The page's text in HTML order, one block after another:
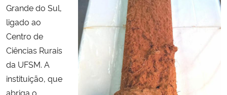
Grande do Sul,
ligado ao
Centro de
Ciências Rurais
da UFSM. A
instituição, que
abriga o